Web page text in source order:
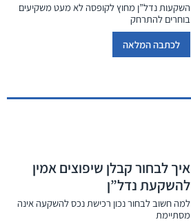
השקעות נדל”ן מחוץ לקופסה לא מעט משקיעים
בוחרים להתרחק
לכתבה המלאה
איך לבחור קבלן שיפוצים אמין
להשקעת נדל”ן
למה חשוב לבחור נכון רכישת נכס להשקעה אינה
מסתיימת